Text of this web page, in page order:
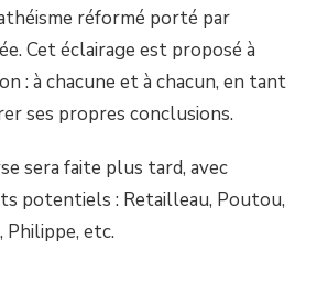
réformé porté par
Cet éclairage est proposé à
: à chacune et à chacun, en tant
ses propres conclusions.
sera faite plus tard, avec
potentiels : Retailleau, Poutou,
etc.